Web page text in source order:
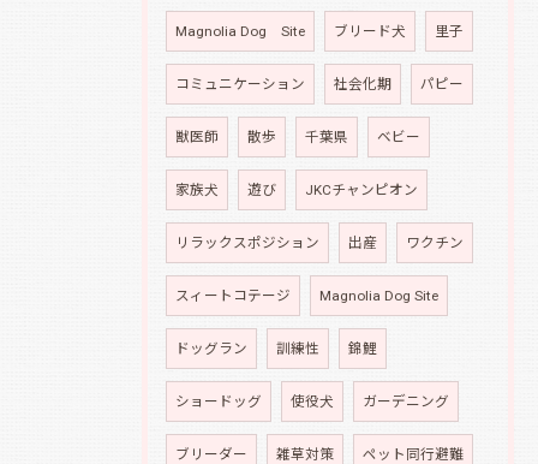
Magnolia Dog Site ブリード犬 里子
コミュニケーション 社会化期 パピー
獣医師 散歩 千葉県 ベビー
家族犬 遊び JKCチャンピオン
リラックスポジション 出産 ワクチン
スィートコテージ Magnolia Dog Site
ドッグラン 訓練性 錦鯉
ショードッグ 使役犬 ガーデニング
ブリーダー 雑草対策 ペット同行避難